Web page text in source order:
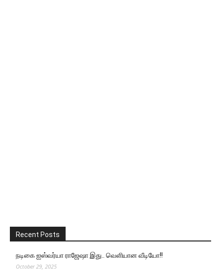
Recent Posts
நடிகை ஐஸ்வர்யா ராஜேஷா இது.. வெளியான வீடியோ!!
October 29, 2025